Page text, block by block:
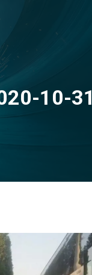
10-31
You are here: